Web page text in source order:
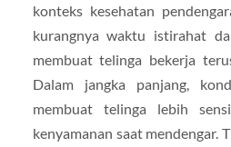
konteks kesehatan
kurangnya waktu istirahat
membuat telinga bekerja
Dalam jangka panjang,
membuat telinga lebih
kenyamanan saat mendengar.